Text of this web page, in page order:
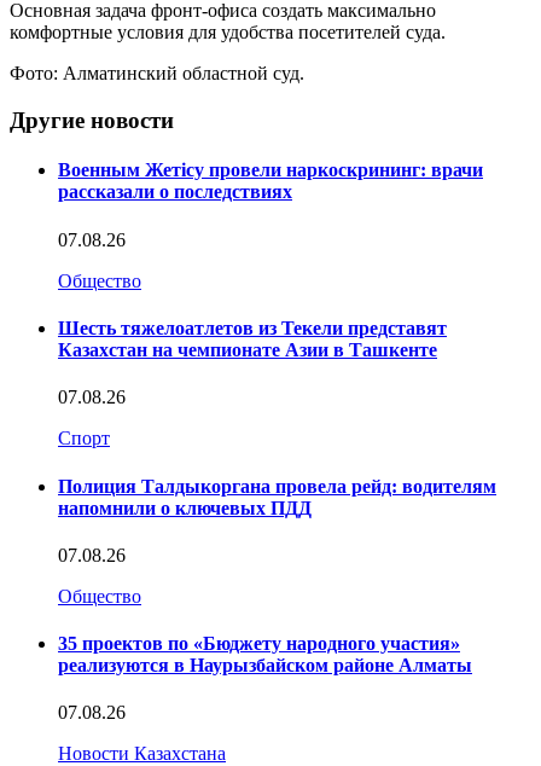
Основная задача фронт-офиса создать максимально
комфортные условия для удобства посетителей суда.
Фото: Алматинский областной суд.
Другие новости
Военным Жетісу провели наркоскрининг: врачи
рассказали о последствиях
07.08.26
Общество
Шесть тяжелоатлетов из Текели представят
Казахстан на чемпионате Азии в Ташкенте
07.08.26
Спорт
Полиция Талдыкоргана провела рейд: водителям
напомнили о ключевых ПДД
07.08.26
Общество
35 проектов по «Бюджету народного участия»
реализуются в Наурызбайском районе Алматы
07.08.26
Новости Казахстана